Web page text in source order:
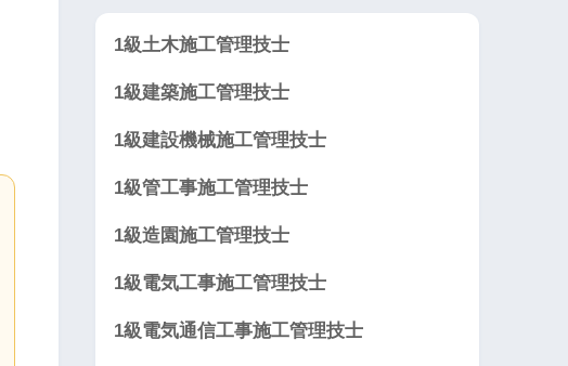
1級土木施工管理技士
1級建築施工管理技士
1級建設機械施工管理技士
1級管工事施工管理技士
1級造園施工管理技士
1級電気工事施工管理技士
1級電気通信工事施工管理技士